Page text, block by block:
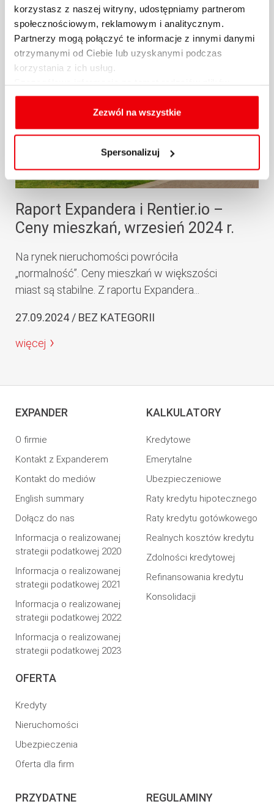
korzystasz z naszej witryny, udostępniamy partnerom
społecznościowym, reklamowym i analitycznym.
Partnerzy mogą połączyć te informacje z innymi danymi
otrzymanymi od Ciebie lub uzyskanymi podczas
korzystania z ich usług.
cookies, celu i sposobu korzystania z nich przez nas
oraz zmiany ustawień plików cookies a także ich
usuwania z przeglądarki internetowej, znajdują się
Zezwól na wszystkie
Spersonalizuj
25.10.2024 / KOMENTARZE I ANALIZY
więcej
Raport Expandera i Rentier.io –
Ceny mieszkań, wrzesień 2024 r.
Na rynek nieruchomości powróciła
„normalność”. Ceny mieszkań w większości
miast są stabilne. Z raportu Expandera...
27.09.2024 / BEZ KATEGORII
więcej
EXPANDER
O firmie
Kontakt z Expanderem
Kontakt do mediów
English summary
Dołącz do nas
Informacja o realizowanej
strategii podatkowej 2020
Informacja o realizowanej
strategii podatkowej 2021
Informacja o realizowanej
strategii podatkowej 2022
Informacja o realizowanej
strategii podatkowej 2023
OFERTA
Kredyty
Nieruchomości
Ubezpieczenia
Oferta dla firm
KALKULATORY
Kredytowe
Emerytalne
Ubezpieczeniowe
Raty kredytu hipotecznego
Raty kredytu gotówkowego
Realnych kosztów kredytu
Zdolności kredytowej
Refinansowania kredytu
Konsolidacji
PRZYDATNE REGULAMINY